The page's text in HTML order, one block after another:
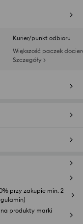
Kurier/punkt odbioru
Większość paczek
Szczegóły >
przy zakupie min. 2
produkty marki